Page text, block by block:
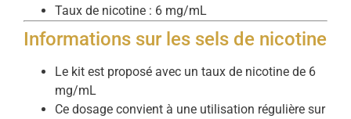
Taux de nicotine : 6 mg/mL
Informations sur les sels de nicotine
Le kit est proposé avec un taux de nicotine de 6
mg/mL
Ce dosage convient à une utilisation régulière sur